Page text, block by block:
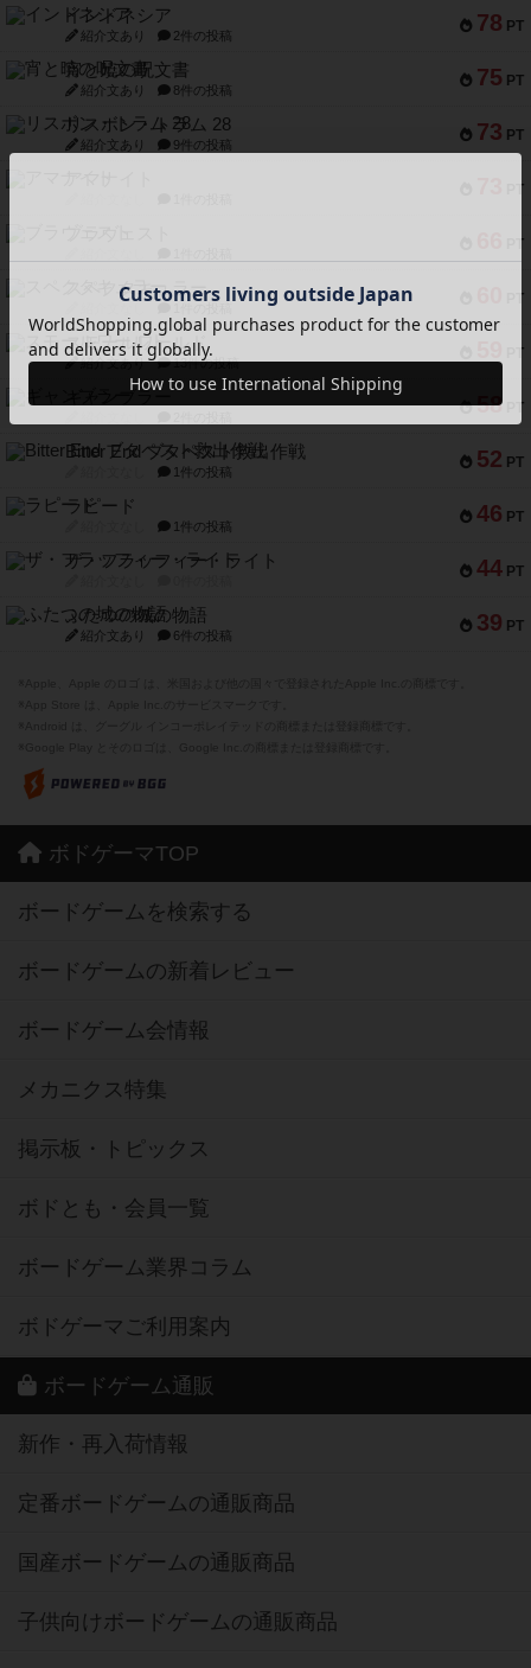
78 PT
インドネシア
紹介文あり 2件の投稿
75 PT
宵と暁の呪文書
紹介文あり 8件の投稿
73 PT
リスボン・トラム 28
紹介文あり 9件の投稿
PT
PT
PT
スペクタキュラー
PT
スモールワールド
紹介文あり 13件の投稿
58 PT
52 PT
Bitter End ブタペスト救出作戦
1件の投稿
46 PT
ラピード
1件の投稿
44 PT
ザ・フラッフィー・ライト
39 PT
ふたつの城の物語
紹介文あり 6件の投稿
ボドゲーマTOP
ボードゲームを検索する
ボードゲームの新着レビュー
ボードゲーム会情報
メカニクス特集
掲示板・トピックス
ボドとも・会員一覧
ボードゲーム業界コラム
ボドゲーマご利用案内
ボードゲーム通販
新作・再入荷情報
定番ボードゲームの通販商品
国産ボードゲームの通販商品
子供向けボードゲームの通販商品